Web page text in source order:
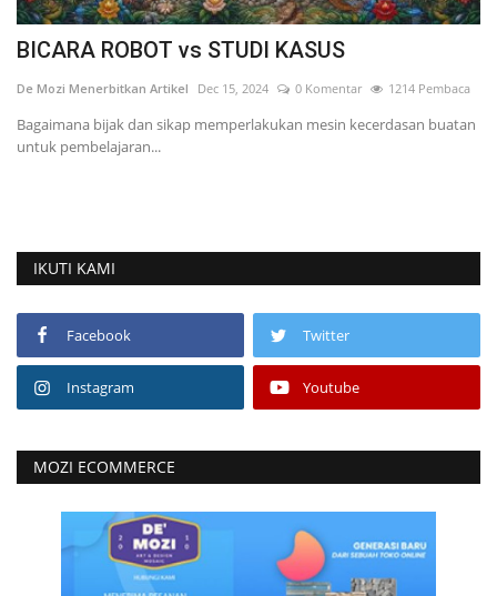
BICARA ROBOT vs STUDI KASUS
De Mozi Menerbitkan Artikel Dec 15, 2024 0 Komentar 1214 Pembaca
Bagaimana bijak dan sikap memperlakukan mesin kecerdasan buatan
untuk pembelajaran...
IKUTI KAMI
Facebook Twitter
Instagram Youtube
MOZI ECOMMERCE